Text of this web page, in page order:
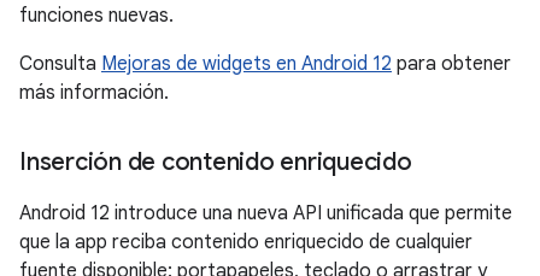
funciones nuevas.
Consulta Mejoras de widgets en Android 12 para obtener
más información.
Inserción de contenido enriquecido
Android 12 introduce una nueva API unificada que permite
que la app reciba contenido enriquecido de cualquier
fuente disponible: portapapeles, teclado o arrastrar y